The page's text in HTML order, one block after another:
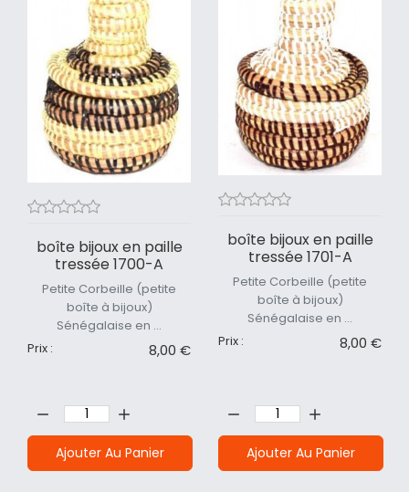
boîte bijoux en paille
tressée 1700-A
Petite Corbeille (petite
boîte à bijoux)
Sénégalaise en ...
Prix :
8,00 €
Ajouter Au Panier
boîte bijoux en paille
tressée 1701-A
Petite Corbeille (petite
boîte à bijoux)
Sénégalaise en ...
Prix :
8,00 €
Ajouter Au Panier